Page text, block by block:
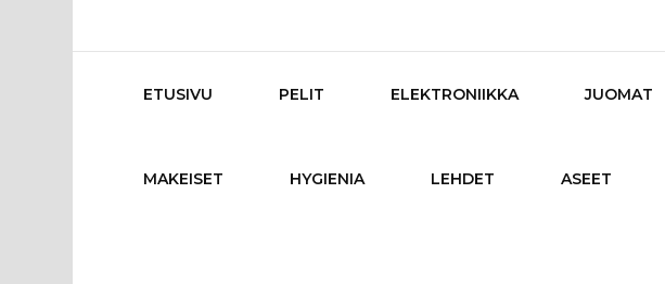
ETUSIVU PELIT ELEKTRONIIKKA JUOMAT
MAKEISET HYGIENIA LEHDET ASEET